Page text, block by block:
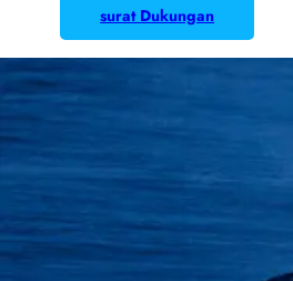
surat Dukungan